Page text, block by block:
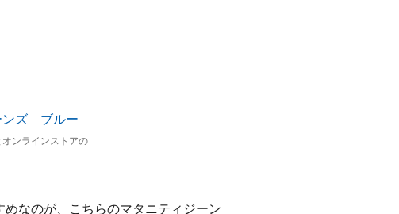
ンラインストアの
なのが、こちらのマタニティジーン